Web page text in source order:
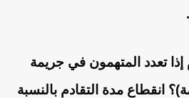
إذا تعدد المتهمون في جريمة
انقطاع مدة التقادم بالنسبة